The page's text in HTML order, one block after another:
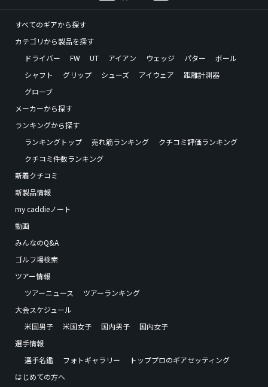
すべてのギアから探す
カテゴリから製品を探す
ドライバー
FW UT アイアン ウェッジ パター
ボール
シャフト
グリップ シューズ アイウェア
距離計測器
グローブ
メーカーから探す
ランキングから探す
ランキングトップ
売れ筋ランキング
クチコミ評価ランキング
クチコミ件数ランキング
新着クチコミ
新製品情報
my caddieノート
動画
みんなのQ&A
ゴルフ場検索
ツアー情報
ツアーニュース
ツアーランキング
大会スケジュール
米国男子
米国女子 国内男子
国内女子
選手情報
選手名鑑
フォトギャラリー
トッププロのギアセッティング
はじめての方へ